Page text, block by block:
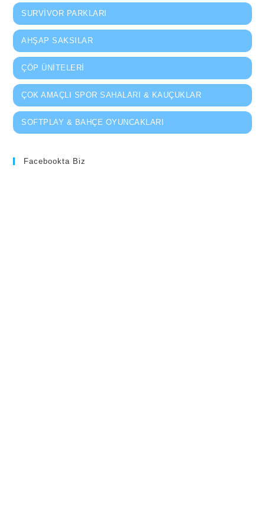
SURVIVOR PARKLARI
AHŞAP SAKSILAR
ÇÖP ÜNITELERI
ÇOK AMAÇLI SPOR SAHALARI & KAUÇUKLAR
SOFTPLAY & BAHÇE OYUNCAKLARI
Facebookta Biz